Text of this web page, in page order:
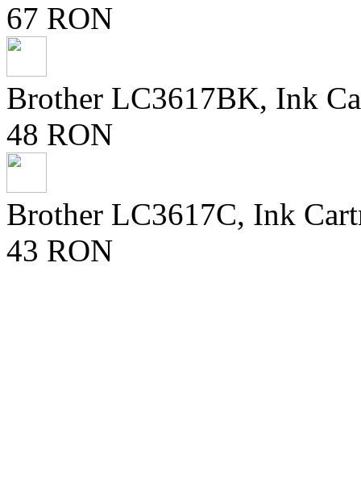
67 RON
Brother LC3617BK, Ink
48 RON
Brother LC3617C, Ink
43 RON